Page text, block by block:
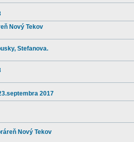
Nový Tekov
Stefanova.
2017
Nový Tekov